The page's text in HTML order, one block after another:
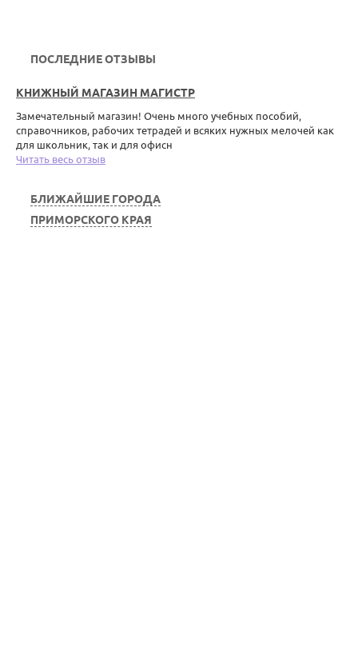
ПОСЛЕДНИЕ ОТЗЫВЫ
КНИЖНЫЙ МАГАЗИН МАГИСТР
Замечательный магазин! Очень много учебных пособий,
справочников, рабочих тетрадей и всяких нужных мелочей как
для школьник, так и для офисн
Читать весь отзыв
БЛИЖАЙШИЕ ГОРОДА
ПРИМОРСКОГО КРАЯ